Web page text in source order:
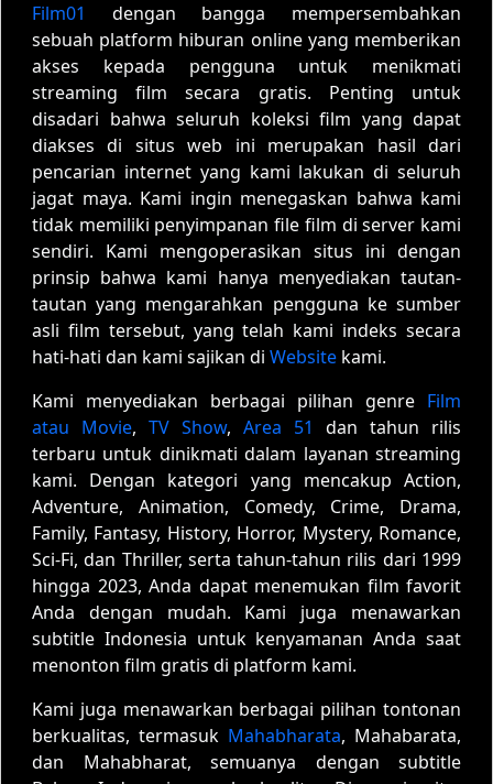
Film01
dengan bangga mempersembahkan
sebuah platform hiburan online yang memberikan
akses kepada pengguna untuk menikmati
streaming film secara gratis. Penting untuk
disadari bahwa seluruh koleksi film yang dapat
diakses di situs web ini merupakan hasil dari
pencarian internet yang kami lakukan di seluruh
jagat maya. Kami ingin menegaskan bahwa kami
tidak memiliki penyimpanan file film di server kami
sendiri. Kami mengoperasikan situs ini dengan
prinsip bahwa kami hanya menyediakan tautan-
tautan yang mengarahkan pengguna ke sumber
asli film tersebut, yang telah kami indeks secara
hati-hati dan kami sajikan di Website kami.
Kami menyediakan berbagai pilihan genre Film
atau Movie, TV Show, Area 51
dan tahun rilis
terbaru untuk dinikmati dalam layanan streaming
kami. Dengan kategori yang mencakup Action,
Adventure, Animation, Comedy, Crime, Drama,
Family, Fantasy, History, Horror, Mystery, Romance,
Sci-Fi, dan Thriller, serta tahun-tahun rilis dari 1999
hingga 2023, Anda dapat menemukan film favorit
Anda dengan mudah. Kami juga menawarkan
subtitle Indonesia untuk kenyamanan Anda saat
menonton film gratis di platform kami.
Kami juga menawarkan berbagai pilihan tontonan
berkualitas, termasuk Mahabharata, Mahabarata,
dan Mahabharat, semuanya dengan subtitle